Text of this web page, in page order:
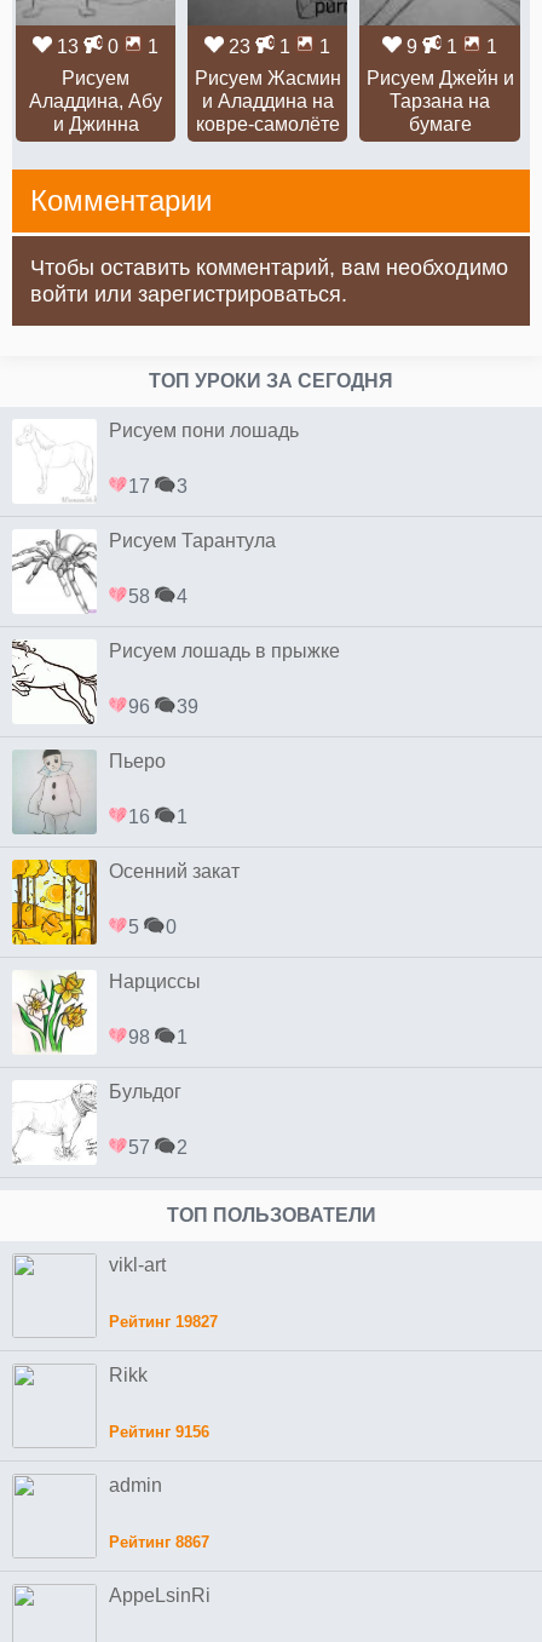
13 0
1
Рисуем
Аладдина, Абу
и Джинна
23 1
1
Рисуем Жасмин
и Аладдина на
ковре-самолёте
9 1
1
Рисуем Джейн и
Тарзана на
бумаге
Комментарии
Чтобы оставить комментарий, вам необходимо
войти или зарегистрироваться.
ТОП УРОКИ ЗА СЕГОДНЯ
Рисуем пони лошадь
17 3
Рисуем Тарантула
58 4
Рисуем лошадь в прыжке
96 39
Пьеро
16 1
Осенний закат
5 0
Нарциссы
98 1
Бульдог
57 2
ТОП ПОЛЬЗОВАТЕЛИ
vikl-art
Рейтинг 19827
Rikk
Рейтинг 9156
admin
Рейтинг 8867
AppeLsinRi